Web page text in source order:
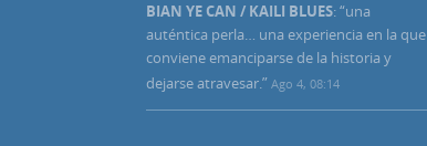
BIAN YE CAN / KAILI BLUES: “una
auténtica perla… una experiencia en la que
conviene emanciparse de la historia y
dejarse atravesar.” Ago 4, 08:14